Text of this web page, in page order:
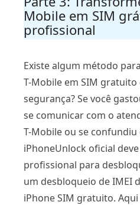
Mobile em SIM
profissional
Existe algum método
T-Mobile em SIM
segurança? Se você
se comunicar com o
T-Mobile ou se
iPhoneUnlock oficial
profissional para
um desbloqueio de IMEI
iPhone SIM gratuito.